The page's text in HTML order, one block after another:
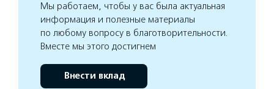
Мы работаем, чтобы у вас была актуальная
информация и полезные материалы
по любому вопросу в благотворительности.
Вместе мы этого достигнем
Внести вклад